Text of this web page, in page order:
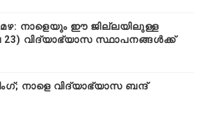
നാളെയും ഈ ജില്ലയിലുള്ള
വിദ്യാഭ്യാസ സ്ഥാപനങ്ങൾക്ക്
നാളെ വിദ്യാഭ്യാസ ബന്ദ്